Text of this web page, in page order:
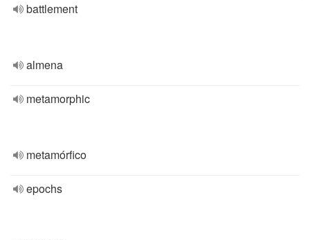
battlement
almena
metamorphic
metamórfico
epochs